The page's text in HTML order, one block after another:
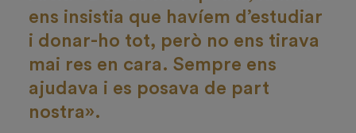
ens insistia que havíem d’estudiar
i donar-ho tot, però no ens tirava
mai res en cara. Sempre ens
ajudava i es posava de part
nostra».